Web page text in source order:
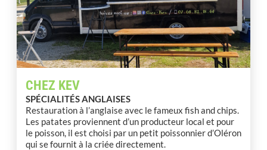
CHEZ KEV
SPÉCIALITÉS ANGLAISES
Restauration à l’anglaise avec le fameux fish and chips.
Les patates proviennent d’un producteur local et pour
le poisson, il est choisi par un petit poissonnier d’Oléron
qui se fournit à la criée directement.